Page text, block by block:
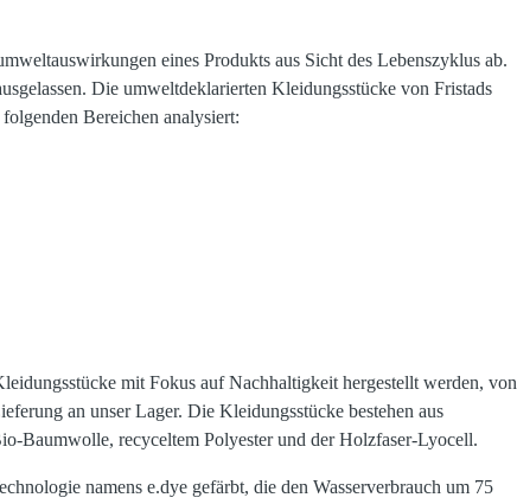
eines Produkts aus Sicht des Lebenszyklus ab.
Die umweltdeklarierten Kleidungsstücke von Fristads
Bereichen analysiert:
mit Fokus auf Nachhaltigkeit hergestellt werden, von
an unser Lager. Die Kleidungsstücke bestehen aus
Baumwolle, recyceltem Polyester und der Holzfaser-Lyocell.
namens e.dye gefärbt, die den Wasserverbrauch um 75